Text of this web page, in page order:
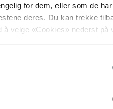
for dem, eller som de
deres. Du kan trekke
velge «Cookies» nederst på